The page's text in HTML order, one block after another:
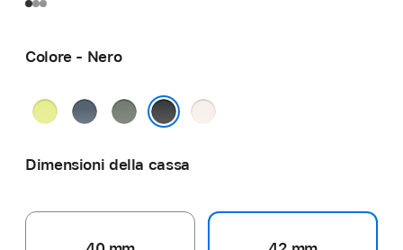
Colore - Nero
Giallo
Blu
Grigioverde Rosa
Dimensioni della cassa